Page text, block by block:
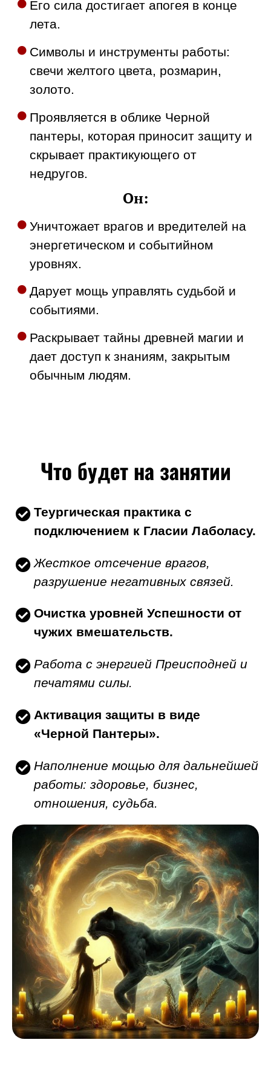
Его сила достигает апогея в конце
лета.
Символы и инструменты работы:
свечи желтого цвета, розмарин,
золото.
Проявляется в облике Черной
пантеры, которая приносит защиту и
скрывает практикующего от
недругов.
Он:
Уничтожает врагов и вредителей на
энергетическом и событийном
уровнях.
Дарует мощь управлять судьбой и
событиями.
Раскрывает тайны древней магии и
дает доступ к знаниям, закрытым
обычным людям.
Что будет на занятии
Теургическая практика с
подключением к Гласии Лаболасу.
Жесткое отсечение врагов,
разрушение негативных связей.
Очистка уровней Успешности от
чужих вмешательств.
Работа с энергией Преисподней и
печатями силы.
Активация защиты в виде
«Черной Пантеры».
Наполнение мощью для дальнейшей
работы: здоровье, бизнес,
отношения, судьба.